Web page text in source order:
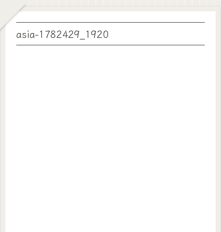
asia-1782429_1920